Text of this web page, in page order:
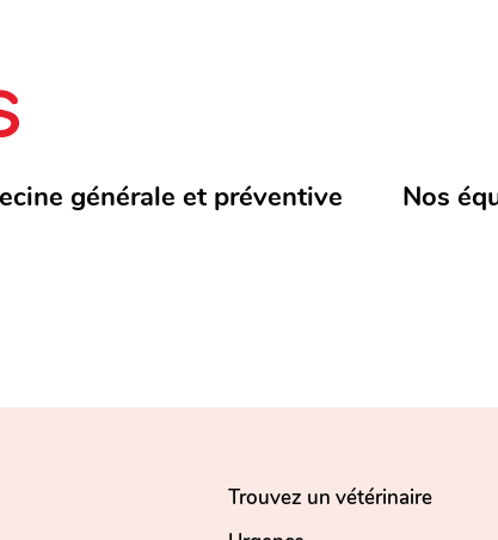
générale et préventive Nos
Trouvez un vétérinaire